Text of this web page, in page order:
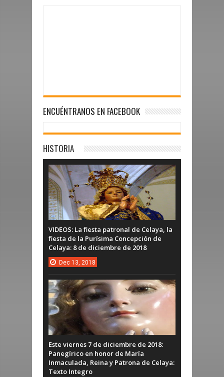
ENCUÉNTRANOS EN FACEBOOK
HISTORIA
VIDEOS: La fiesta patronal de Celaya, la
fiesta de la Purísima Concepción de
Celaya: 8 de diciembre de 2018
Dec 13, 2018
Este viernes 7 de diciembre de 2018:
Panegírico en honor de María
Inmaculada, Reina y Patrona de Celaya:
Texto Integro